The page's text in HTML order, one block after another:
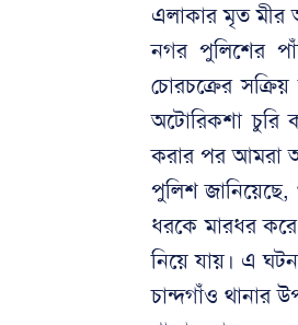
এলাকার মৃত মীর
নগর পুলিশের
চোরচক্রের
অটোরিকশা চুরি
করার পর আমরা
পুলিশ
ধরকে মারধর
নিয়ে যায়। এ
চান্দগাঁও